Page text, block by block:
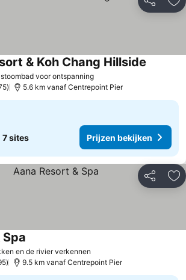
Delen
voor ontspanningPrijzen bekijken
& Koh Chang Hillside
5.6 km vanaf Centrepoint Pier
7 sites Prijzen bekijken
Delen
en de rivier verkennen
9.5 km vanaf Centrepoint Pier